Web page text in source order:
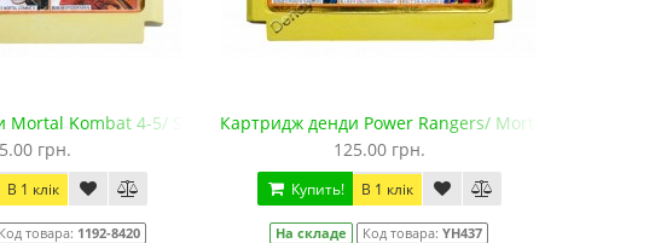
УЦЕНКА
Mortal Kombat 4-5/ Spiderman/ Adventure Island
грн.
В 1 клік
Код товара: 1192-8420
Картридж денди Power Rangers/ Mortal Kombat 4/
125.00 грн.
Купить! В 1 клік
На складе Код товара:YH437